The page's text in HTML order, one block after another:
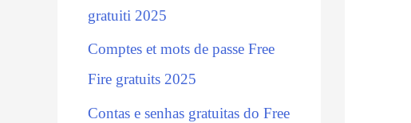
gratuiti 2025
Comptes et mots de passe Free
Fire gratuits 2025
Contas e senhas gratuitas do Free